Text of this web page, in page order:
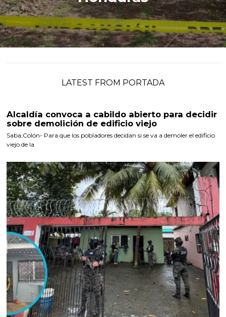
LATEST FROM PORTADA
Alcaldía convoca a cabildo abierto para decidir
sobre demolición de edificio viejo
Saba,Colón- Para que los pobladores decidan si se va a demoler el edificio
viejo de la